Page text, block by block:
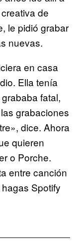
de
le pidió grabar
nuevas.
en casa
Ella tenía
fatal,
grabaciones
dice. Ahora
quieren
o Porche.
entre canción
Spotify